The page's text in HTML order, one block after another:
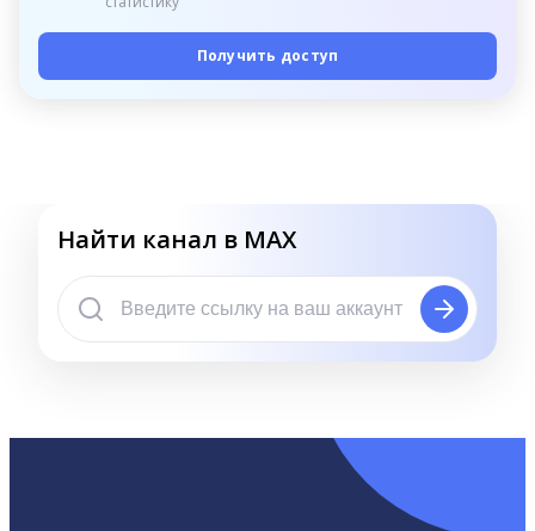
Получить доступ
Найти канал в MAX